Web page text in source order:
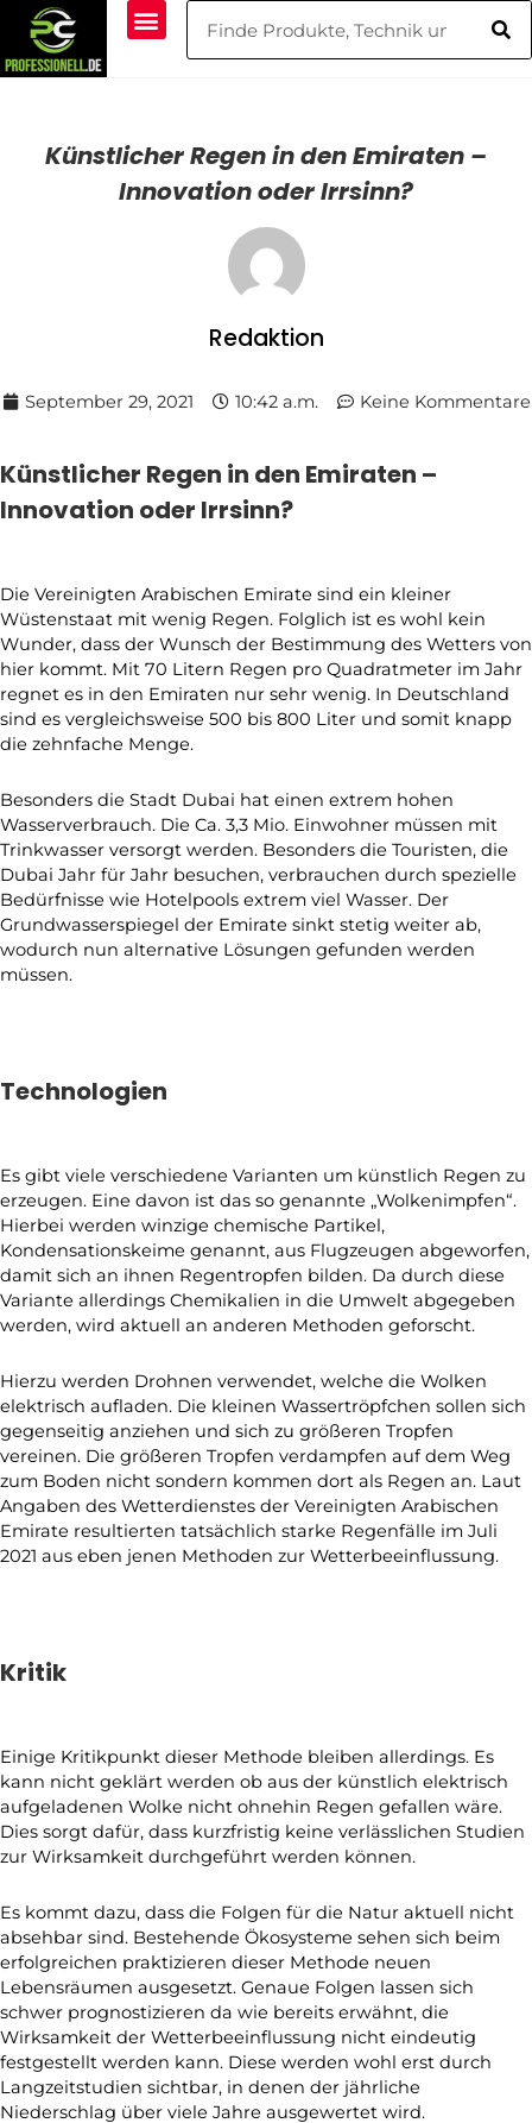
Künstlicher Regen in den Emiraten –
Innovation oder Irrsinn?
Redaktion
September 29, 2021 10:42 a.m. Keine Kommentare
Künstlicher Regen in den Emiraten –
Innovation oder Irrsinn?
Die Vereinigten Arabischen Emirate sind ein kleiner
Wüstenstaat mit wenig Regen. Folglich ist es wohl kein
Wunder, dass der Wunsch der Bestimmung des Wetters von
hier kommt. Mit 70 Litern Regen pro Quadratmeter im Jahr
regnet es in den Emiraten nur sehr wenig. In Deutschland
sind es vergleichsweise 500 bis 800 Liter und somit knapp
die zehnfache Menge.
Besonders die Stadt Dubai hat einen extrem hohen
Wasserverbrauch. Die Ca. 3,3 Mio. Einwohner müssen mit
Trinkwasser versorgt werden. Besonders die Touristen, die
Dubai Jahr für Jahr besuchen, verbrauchen durch spezielle
Bedürfnisse wie Hotelpools extrem viel Wasser. Der
Grundwasserspiegel der Emirate sinkt stetig weiter ab,
wodurch nun alternative Lösungen gefunden werden
müssen.
Technologien
Es gibt viele verschiedene Varianten um künstlich Regen zu
erzeugen. Eine davon ist das so genannte „Wolkenimpfen“.
Hierbei werden winzige chemische Partikel,
Kondensationskeime genannt, aus Flugzeugen abgeworfen,
damit sich an ihnen Regentropfen bilden. Da durch diese
Variante allerdings Chemikalien in die Umwelt abgegeben
werden, wird aktuell an anderen Methoden geforscht.
Hierzu werden Drohnen verwendet, welche die Wolken
elektrisch aufladen. Die kleinen Wassertröpfchen sollen sich
gegenseitig anziehen und sich zu größeren Tropfen
vereinen. Die größeren Tropfen verdampfen auf dem Weg
zum Boden nicht sondern kommen dort als Regen an. Laut
Angaben des Wetterdienstes der Vereinigten Arabischen
Emirate resultierten tatsächlich starke Regenfälle im Juli
2021 aus eben jenen Methoden zur Wetterbeeinflussung.
Kritik
Einige Kritikpunkt dieser Methode bleiben allerdings. Es
kann nicht geklärt werden ob aus der künstlich elektrisch
aufgeladenen Wolke nicht ohnehin Regen gefallen wäre.
Dies sorgt dafür, dass kurzfristig keine verlässlichen Studien
zur Wirksamkeit durchgeführt werden können.
Es kommt dazu, dass die Folgen für die Natur aktuell nicht
absehbar sind. Bestehende Ökosysteme sehen sich beim
erfolgreichen praktizieren dieser Methode neuen
Lebensräumen ausgesetzt. Genaue Folgen lassen sich
schwer prognostizieren da wie bereits erwähnt, die
Wirksamkeit der Wetterbeeinflussung nicht eindeutig
festgestellt werden kann. Diese werden wohl erst durch
Langzeitstudien sichtbar, in denen der jährliche
Niederschlag über viele Jahre ausgewertet wird.